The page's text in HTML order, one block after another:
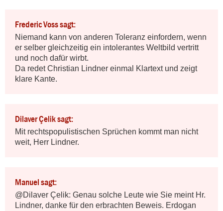
Frederic Voss sagt:
Niemand kann von anderen Toleranz einfordern, wenn
er selber gleichzeitig ein intolerantes Weltbild vertritt
und noch dafür wirbt.
Da redet Christian Lindner einmal Klartext und zeigt
klare Kante.
Dilaver Çelik sagt:
Mit rechtspopulistischen Sprüchen kommt man nicht
weit, Herr Lindner.
Manuel sagt:
@Dilaver Çelik: Genau solche Leute wie Sie meint Hr.
Lindner, danke für den erbrachten Beweis. Erdogan